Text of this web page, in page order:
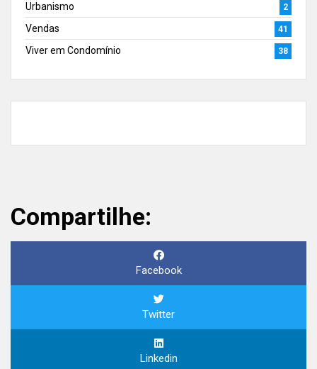
Urbanismo 2
Vendas 41
Viver em Condomínio 38
Compartilhe:
Facebook
Twitter
Linkedin